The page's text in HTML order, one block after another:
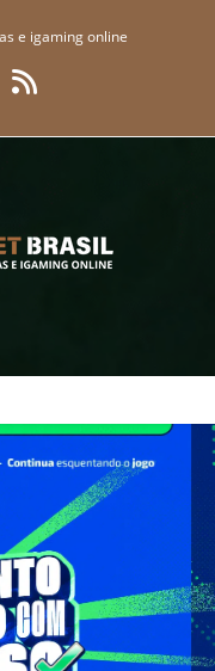
e igaming online